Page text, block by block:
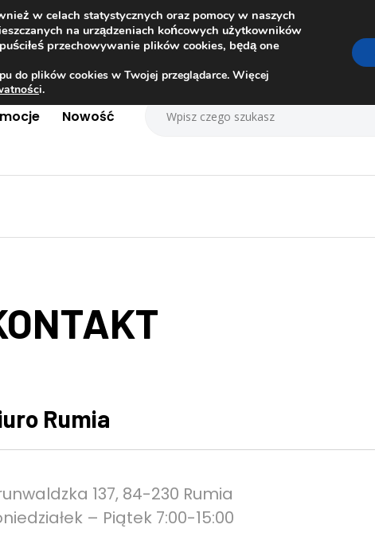
Nowość
Rumia
137, 84-230 Rumia
– Piątek 7:00-15:00
w celach statystycznych oraz pomocy w naszych
na urządzeniach końcowych użytkowników
przechowywanie plików cookies, będą one
do plików cookies w Twojej przeglądarce. Więcej
i.